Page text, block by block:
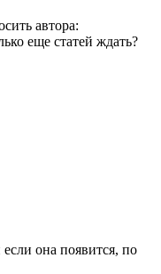
автора:
еще статей ждать?
она появится, по